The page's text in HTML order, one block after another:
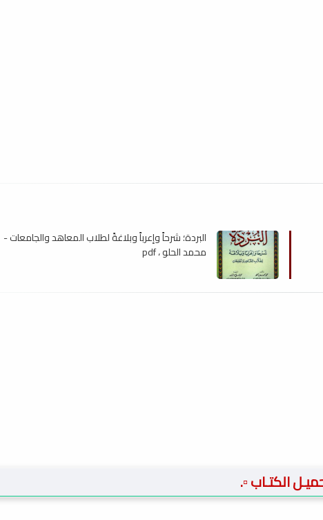
البردة؛ شرحاً وإعرباً وبلاغةً لطلاب المعاهد والجامعات -
محمد الحلو ، pdf
الكتـاب ▫️.